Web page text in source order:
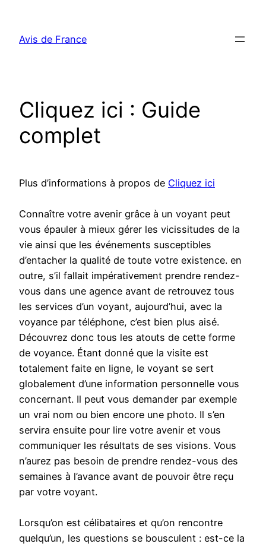
contenu
Avis de France
Cliquez ici : Guide
complet
Plus d’informations à propos de Cliquez ici
Connaître votre avenir grâce à un voyant peut
vous épauler à mieux gérer les vicissitudes de la
vie ainsi que les événements susceptibles
d’entacher la qualité de toute votre existence. en
outre, s’il fallait impérativement prendre rendez-
vous dans une agence avant de retrouvez tous
les services d’un voyant, aujourd’hui, avec la
voyance par téléphone, c’est bien plus aisé.
Découvrez donc tous les atouts de cette forme
de voyance. Étant donné que la visite est
totalement faite en ligne, le voyant se sert
globalement d’une information personnelle vous
concernant. Il peut vous demander par exemple
un vrai nom ou bien encore une photo. Il s’en
servira ensuite pour lire votre avenir et vous
communiquer les résultats de ses visions. Vous
n’aurez pas besoin de prendre rendez-vous des
semaines à l’avance avant de pouvoir être reçu
par votre voyant.
Lorsqu’on est célibataires et qu’on rencontre
quelqu’un, les questions se bousculent : est-ce la